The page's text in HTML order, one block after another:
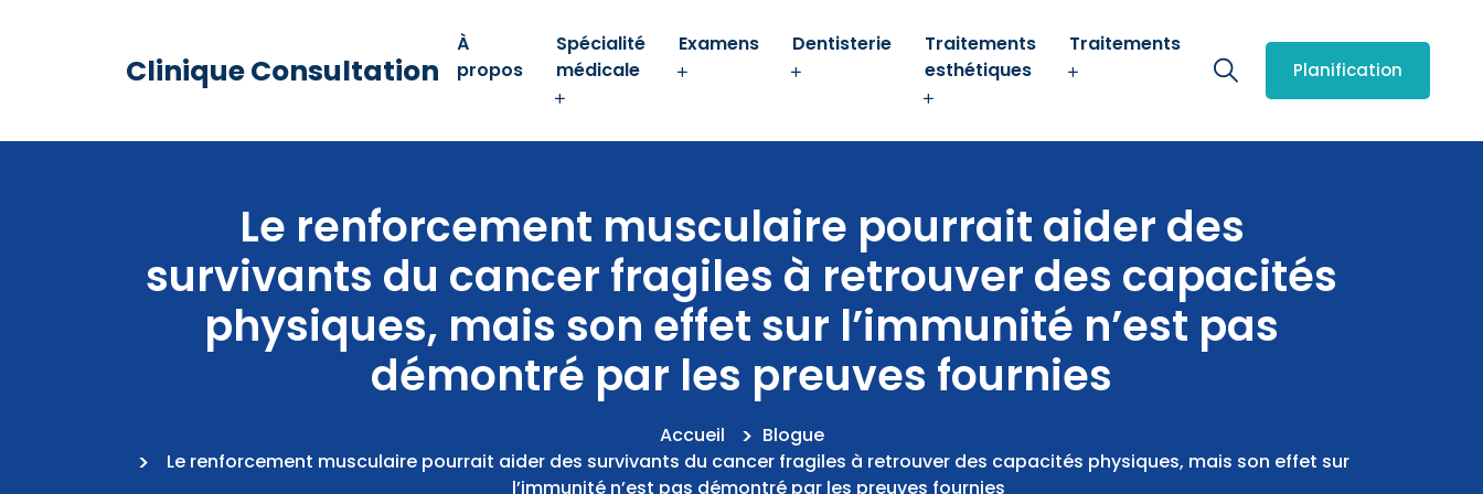
Clinique Consultation
À
propos
Spécialité
médicale
Examens Dentisterie
Traitements
esthétiques
Traitements
Planification
Le renforcement musculaire pourrait aider des
survivants du cancer fragiles à retrouver des capacités
physiques, mais son effet sur l’immunité n’est pas
démontré par les preuves fournies
Accueil
Blogue
Le renforcement musculaire pourrait aider des survivants du cancer fragiles à retrouver des capacités physiques, mais son effet sur
l’immunité n’est pas démontré par les preuves fournies